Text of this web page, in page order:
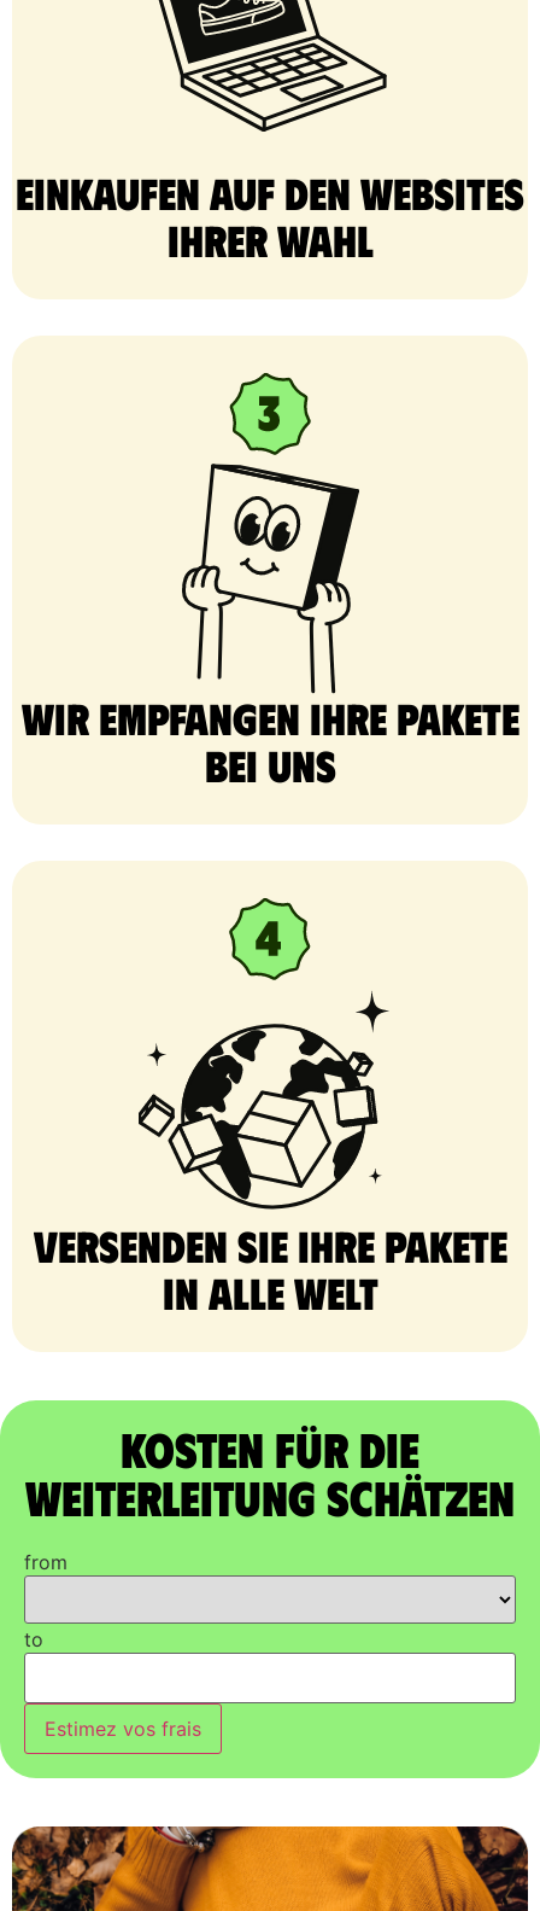
Einkaufen auf den Websites
Ihrer Wahl
Wir empfangen Ihre Pakete
bei uns
Versenden Sie Ihre Pakete
in alle Welt
Kosten für die
Weiterleitung schätzen
from
to
Estimez vos frais